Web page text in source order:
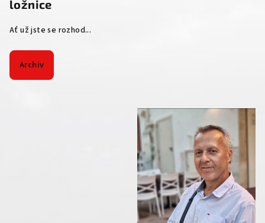
ložnice
Ať už jste se rozhod...
Archiv